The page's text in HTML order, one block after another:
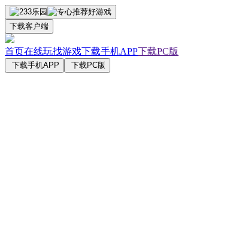
下载客户端
首页在线玩找游戏下载手机APP下载PC版
下载手机APP 下载PC版